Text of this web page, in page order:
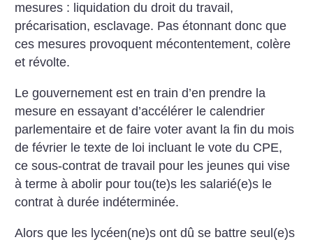
mesures : liquidation du droit du travail,
précarisation, esclavage. Pas étonnant donc que
ces mesures provoquent mécontentement, colère
et révolte.
Le gouvernement est en train d’en prendre la
mesure en essayant d’accélérer le calendrier
parlementaire et de faire voter avant la fin du mois
de février le texte de loi incluant le vote du CPE,
ce sous-contrat de travail pour les jeunes qui vise
à terme à abolir pour tou(te)s les salarié(e)s le
contrat à durée indéterminée.
Alors que les lycéen(ne)s ont dû se battre seul(e)s